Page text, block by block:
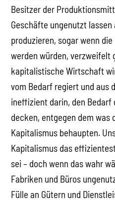
Besitzer der
Geschäfte ungenutzt
produzieren, sogar wenn
werden würden, verzweifelt
kapitalistische Wirtschaft
vom Bedarf regiert und aus
ineffizient darin, den Bedarf
decken, entgegen dem was
Kapitalismus behaupten.
Kapitalismus das
sei – doch wenn das wahr
Fabriken und Büros
Fülle an Gütern und